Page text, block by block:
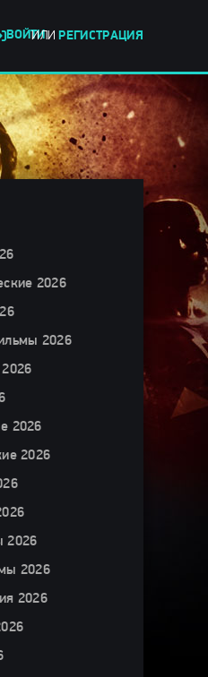
ВОЙТИ
ИЛИ РЕГИСТРАЦИЯ
2026
2026
2026
2026
2026
2026
2026